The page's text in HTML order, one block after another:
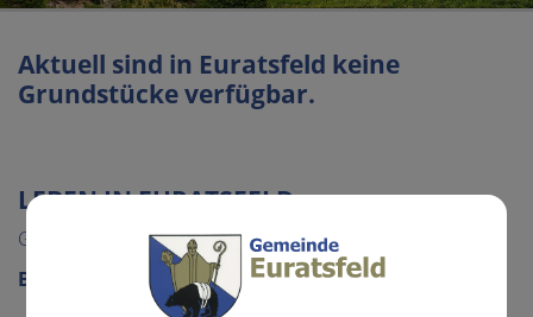
LEBEN IN EURATSFELD
Gemeindeeinrichtungen
Bauen & Wohnen
Aktuell sind in Euratsfeld keine
Grundstücke verfügbar.